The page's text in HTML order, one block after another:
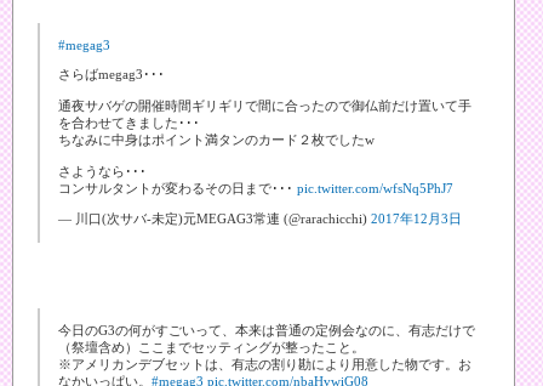
#megag3
さらばmegag3･･･
通夜サバゲの開催時間ギリギリで間に合ったので御仏前だけ置いて手
を合わせてきました･･･
ちなみに中身はポイント満タンのカード２枚でしたw
さようなら･･･
コンサルタントが変わるその日まで･･･ pic.twitter.com/wfsNq5PhJ7
— 川口(次サバ-未定)元MEGAG3常連 (@rarachicchi) 2017年12月3日
今日のG3の何がすごいって、本来は普通の定例会なのに、有志だけで
（祭壇含め）ここまでセッティングが整ったこと。
※アメリカンデブセットは、有志の割り勘により用意した物です。お
なかいっぱい。 #megag3 pic.twitter.com/nbaHvwiG08